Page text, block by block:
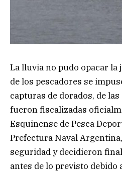
La lluvia no pudo opacar la
de los pescadores se
capturas de dorados, de
fueron fiscalizadas
Esquinense de Pesca
Prefectura Naval
seguridad y decidieron
antes de lo previsto debido